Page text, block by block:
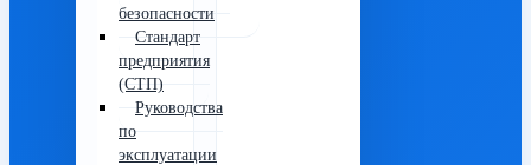
безопасности
Стандарт
предприятия
(СТП)
Руководства
по
эксплуатации